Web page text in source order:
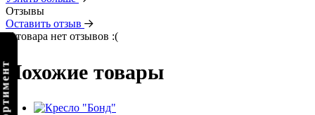
Отзывы
Оставить отзыв
У товара нет отзывов :(
Похожие товары